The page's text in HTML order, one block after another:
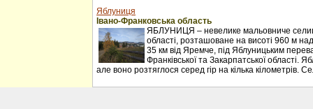
Яблуниця
Івано-Франковська область
ЯБЛУНИЦЯ – невелике мальовниче
області, розташоване на висоті 960 м
35 км від Яремче, під Яблуницьким
Франківської та Закарпатської області.
але воно розтяглося серед гір на кілька кілометрів.